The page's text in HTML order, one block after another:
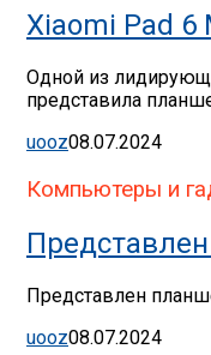
Xiaomi Pad
Одной из
представила
uooz08.07.2024
Компьютеры и
Представлен
uooz08.07.2024